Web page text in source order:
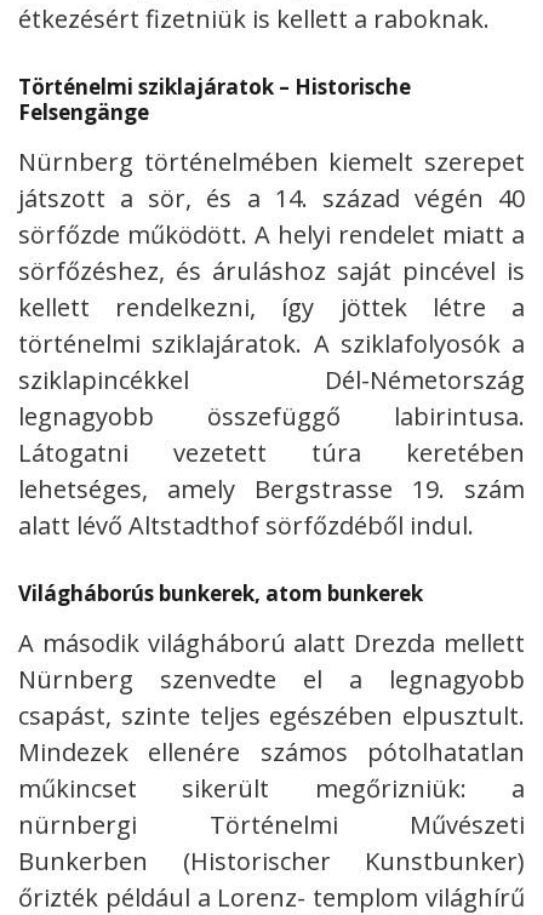
étkezésért fizetniük is kellett a raboknak.
Történelmi sziklajáratok – Historische
Felsengänge
Nürnberg történelmében kiemelt szerepet
játszott a sör, és a 14. század végén 40
sörfőzde működött. A helyi rendelet miatt a
sörfőzéshez, és áruláshoz saját pincével is
kellett rendelkezni, így jöttek létre a
történelmi sziklajáratok. A sziklafolyosók a
sziklapincékkel Dél-Németország
legnagyobb összefüggő labirintusa.
Látogatni vezetett túra keretében
lehetséges, amely Bergstrasse 19. szám
alatt lévő Altstadthof sörfőzdéből indul.
Világháborús bunkerek, atom bunkerek
A második világháború alatt Drezda mellett
Nürnberg szenvedte el a legnagyobb
csapást, szinte teljes egészében elpusztult.
Mindezek ellenére számos pótolhatatlan
műkincset sikerült megőrizniük: a
nürnbergi Történelmi Művészeti
Bunkerben (Historischer Kunstbunker)
őrizték például a Lorenz- templom világhírű